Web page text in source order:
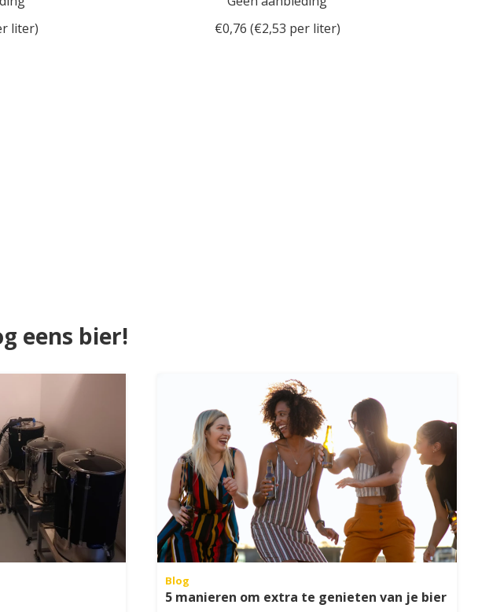
liter)
€0,76 (€2,53 per liter)
eens bier!
Blog
5 manieren om extra te genieten van je bier